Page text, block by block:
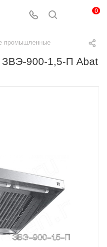
0
промышленные
ЗВЭ-900-1,5-П Abat